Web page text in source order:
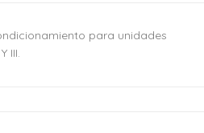
para unidades
III.